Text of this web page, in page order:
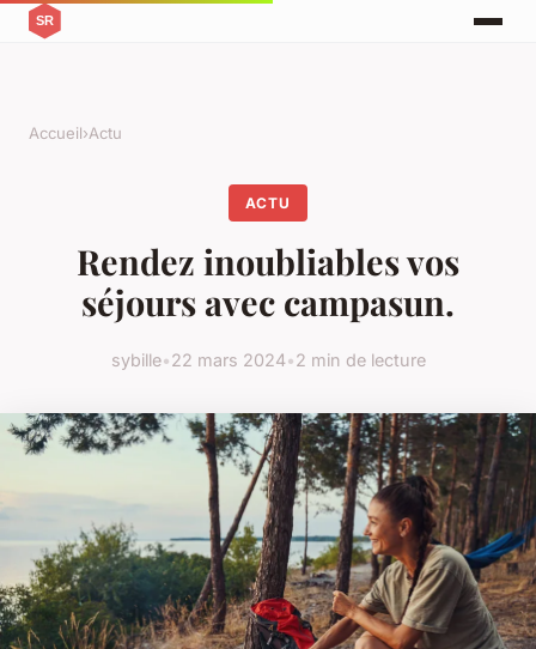
Accueil›Actu
ACTU
Rendez inoubliables vos
séjours avec campasun.
sybille•22 mars 2024•2 min de lecture